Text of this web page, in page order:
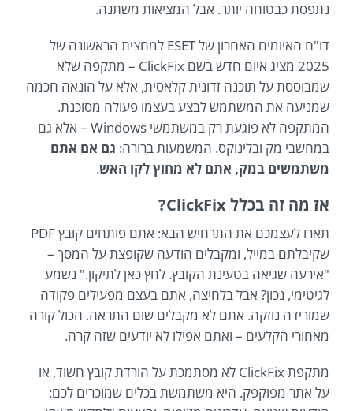
נתפסת כבטוחה יותר. אבל המציאות משתנה.
דו"ח האיומים האחרון של ESET למחצית הראשונה של
2025 מציג איום חדש בשם ClickFix – מתקפה שלא
שמבוססת על תוכנה זדונית קלאסית, אלא על הונאה חכמה
שמניעה את המשתמש לבצע בעצמו פעולה מסוכנת.
המתקפה לא פוגעת רק במשתמשי Windows – אלא גם
במחשבי מק ובלינוקס. המשמעות ברורה: גם אם אתם
משתמשים במק, אתם לא מחוץ לקו האש.
אז מה זה בכלל ClickFix?
תארו לעצמכם את התרחיש הבא: אתם פותחים קובץ PDF
שקיבלתם במייל, ומקבלים הודעה שקופצת על המסך –
"אירעה שגיאה בטעינת הקובץ. לחץ כאן לתיקון." נשמע
לגיטימי, נכון? אבל בלחיצה, אתם בעצם מפעילים פקודה
שמורידה נוזקה. אתם לא מקבלים שום התראה. הכול קורה
מאחורי הקלעים – ואתם אפילו לא יודעים שזה קרה.
מתקפת ClickFix לא מסתמכת על הורדת קובץ חשוד, או
על אתר מפוקפק. היא משתמשת בכלים שמוכרים לכם: